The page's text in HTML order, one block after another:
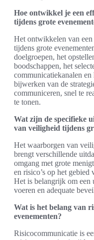
Hoe ontwikkel je een
tijdens grote
Het ontwikkelen van
tijdens grote
doelgroepen, het
boodschappen, het
communicatiekanalen en
bijwerken van de
communiceren, snel te
te tonen.
Wat zijn de specifieke
van veiligheid tijdens
Het waarborgen van
brengt verschillende
omgang met grote
en risico’s op het
Het is belangrijk om een
voeren en adequate
Wat is het belang van
evenementen?
Risicocommunicatie is